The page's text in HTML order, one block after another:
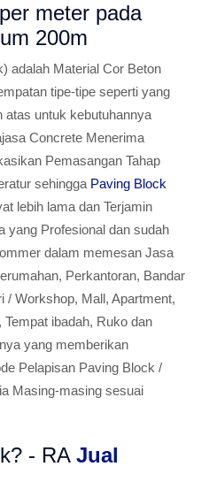
meter pada
200m
adalah Material Cor Beton
tipe-tipe seperti yang
atas untuk kebutuhannya
Concrete Menerima
Pemasangan Tahap
sehingga Paving Block
lebih lama dan Terjamin
yang Profesional dan sudah
dalam memesan Jasa
Perkantoran, Bandar
/ Workshop, Mall, Apartment,
ibadah, Ruko dan
yang memberikan
Pelapisan Paving Block /
Masing-masing sesuai
- RA Jual